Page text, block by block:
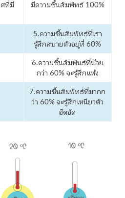
ศที่มี
มีความชื้นสัมพัทธ์ 100%
5.ความชื้นสัมพัทธ์ที่เรา
รู้สึกสบายตัวอยู่ที่ 60%
6.ความชื้นสัมพันธ์ที่น้อย
กว่า 60% จะรู้สึกแห้ง
7.ความชื้นสัมพัทธ์ที่มากก
ว่า 60% จะรู้สึกเหนียวตัว
อึดอัด